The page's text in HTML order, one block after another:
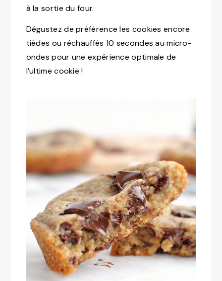
à la sortie du four.
Dégustez de préférence les cookies encore
tièdes ou réchauffés 10 secondes au micro-
ondes pour une expérience optimale de
l’ultime cookie !